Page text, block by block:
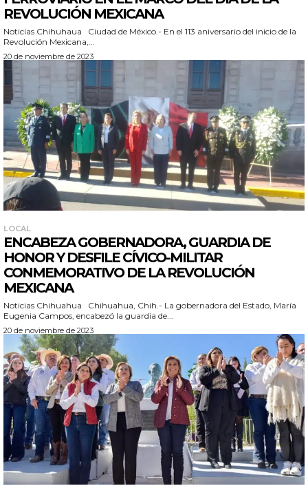
REVOLUCIÓN MEXICANA
Noticias Chihuhaua Ciudad de México.- En el 113 aniversario del inicio de la
Revolución Mexicana,...
20 de noviembre de 2023
LOCAL
ENCABEZA GOBERNADORA, GUARDIA DE
HONOR Y DESFILE CÍVICO-MILITAR
CONMEMORATIVO DE LA REVOLUCIÓN
MEXICANA
Noticias Chihuahua Chihuahua, Chih.- La gobernadora del Estado, María
Eugenia Campos, encabezó la guardia de...
20 de noviembre de 2023